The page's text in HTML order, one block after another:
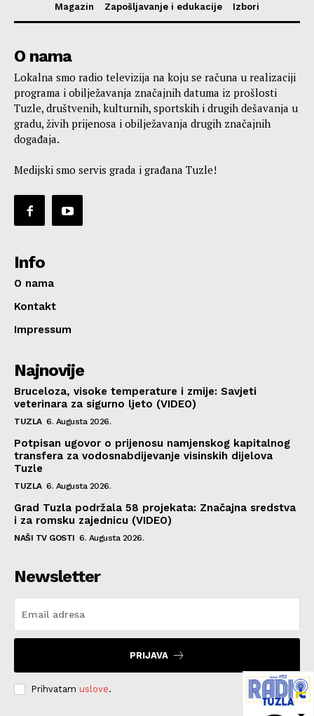
Magazin
Zapošljavanje i edukacije Izbori
O nama
Lokalna smo radio televizija na koju se računa u realizaciji
programa i obilježavanja značajnih datuma iz prošlosti
Tuzle, društvenih, kulturnih, sportskih i drugih dešavanja u
gradu, živih prijenosa i obilježavanja drugih značajnih
događaja.
Medijski smo servis grada i građana Tuzle!
Info
O nama
Kontakt
Impressum
Najnovije
Bruceloza, visoke temperature i zmije: Savjeti
veterinara za sigurno ljeto (VIDEO)
TUZLA 6. Augusta 2026.
Potpisan ugovor o prijenosu namjenskog kapitalnog
transfera za vodosnabdijevanje visinskih dijelova
Tuzle
TUZLA 6. Augusta 2026.
Grad Tuzla podržala 58 projekata: Značajna sredstva
i za romsku zajednicu (VIDEO)
NAŠI TV GOSTI 6. Augusta 2026.
Newsletter
PRIJAVA
Prihvatam uslove.